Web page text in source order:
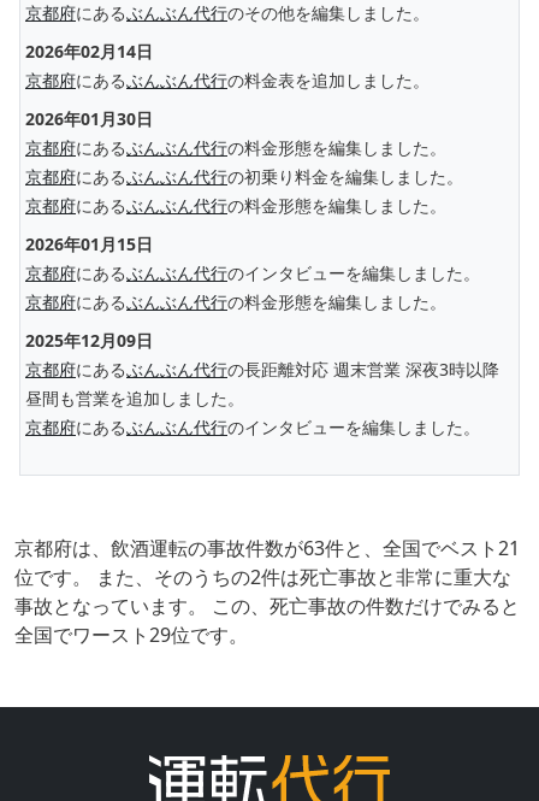
京都府にあるぶんぶん代行のその他を編集しました。
2026年02月14日
京都府にあるぶんぶん代行の料金表を追加しました。
2026年01月30日
京都府にあるぶんぶん代行の料金形態を編集しました。
京都府にあるぶんぶん代行の初乗り料金を編集しました。
京都府にあるぶんぶん代行の料金形態を編集しました。
2026年01月15日
京都府にあるぶんぶん代行のインタビューを編集しました。
京都府にあるぶんぶん代行の料金形態を編集しました。
2025年12月09日
京都府にあるぶんぶん代行の長距離対応 週末営業 深夜3時以降
昼間も営業を追加しました。
京都府にあるぶんぶん代行のインタビューを編集しました。
京都府は、飲酒運転の事故件数が63件と、全国でベスト21
位です。 また、そのうちの2件は死亡事故と非常に重大な
事故となっています。 この、死亡事故の件数だけでみると
全国でワースト29位です。